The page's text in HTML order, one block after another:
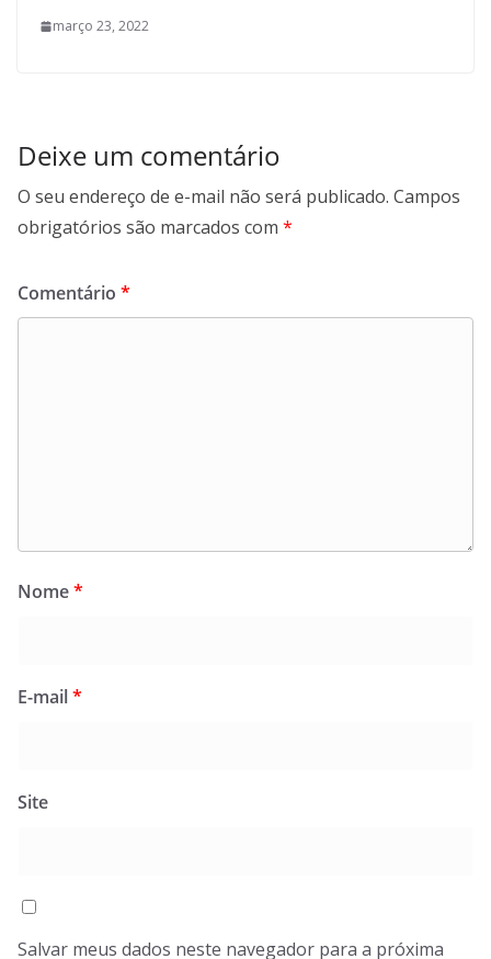
março 23, 2022
Deixe um comentário
O seu endereço de e-mail não será publicado. Campos
obrigatórios são marcados com *
Comentário *
Nome*
E-mail*
Site
Salvar meus dados neste navegador para a próxima